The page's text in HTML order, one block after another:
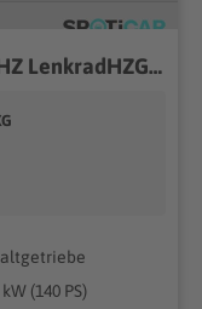
Opel Meriva B 1.4 Turbo Style SHZ LenkradHZG Temp PDCv+h Berganfahrass.
(140 PS)